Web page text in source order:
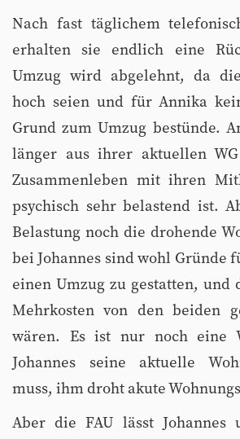
Nach fast täglichem
erhalten sie endlich eine
Umzug wird abgelehnt, da
hoch seien und für Annika
Grund zum Umzug bestünde.
länger aus ihrer aktuellen
Zusammenleben mit ihren
psychisch sehr belastend ist.
Belastung noch die drohende
bei Johannes sind wohl Gründe
einen Umzug zu gestatten, und
Mehrkosten von den beiden
wären. Es ist nur noch eine
Johannes seine aktuelle
muss, ihm droht akute
Aber die FAU lässt